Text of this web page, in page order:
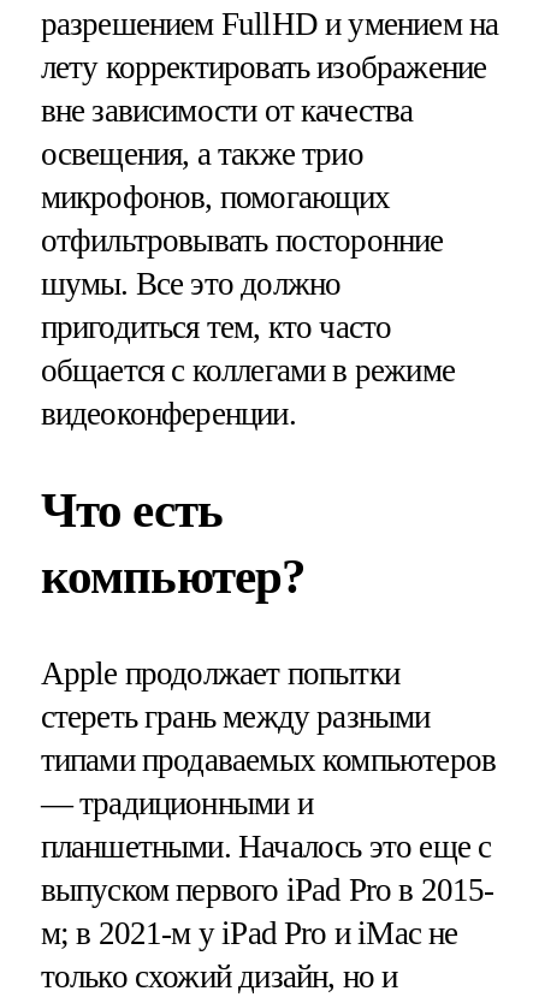
разрешением FullHD и умением на
лету корректировать изображение
вне зависимости от качества
освещения, а также трио
микрофонов, помогающих
отфильтровывать посторонние
шумы. Все это должно
пригодиться тем, кто часто
общается с коллегами в режиме
видеоконференции.
Что есть
компьютер?
Apple продолжает попытки
стереть грань между разными
типами продаваемых компьютеров
— традиционными и
планшетными. Началось это еще с
выпуском первого iPad Pro в 2015-
м; в 2021-м у iPad Pro и iMac не
только схожий дизайн, но и